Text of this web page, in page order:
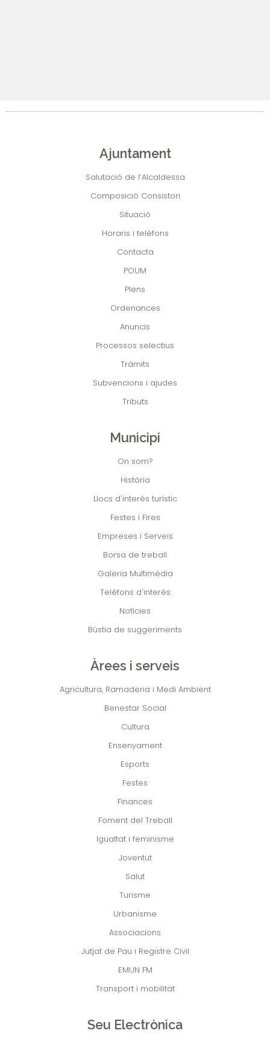
Ajuntament
Salutació de l’Alcaldessa
Composició Consistori
Situació
Horaris i telèfons
Contacta
POUM
Plens
Ordenances
Anuncis
Processos selectius
Tràmits
Subvencions i ajudes
Tributs
Municipi
On som?
Història
Llocs d'interés turístic
Festes i Fires
Empreses i Serveis
Borsa de treball
Galeria Multimèdia
Telèfons d'interés
Notícies
Bústia de suggeriments
Àrees i serveis
Agricultura, Ramaderia i Medi Ambient
Benestar Social
Cultura
Ensenyament
Esports
Festes
Finances
Foment del Treball
Igualtat i feminisme
Joventut
Salut
Turisme
Urbanisme
Associacions
Jutjat de Pau i Registre Civil
EMUN FM
Transport i mobilitat
Seu Electrònica